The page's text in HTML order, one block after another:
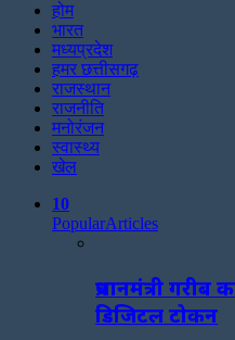
होम
भारत
मध्यप्रदेश
हमर छत्तीसगढ़
राजस्थान
राजनीति
मनोरंजन
स्वास्थ्य
खेल
10
PopularArticles
प्रधानमंत्री
डिजिटल टोकन